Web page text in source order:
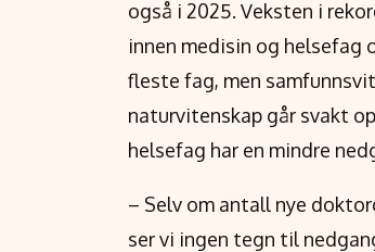
også i 2025. Veksten i
innen medisin og helsefag
fleste fag, men
naturvitenskap går svakt
helsefag har en mindre
– Selv om antall nye
ser vi ingen tegn til